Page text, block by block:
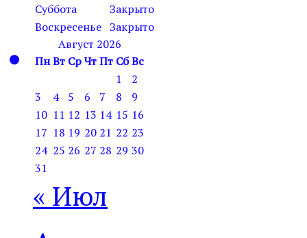
Суббота
Закрыто
Воскресенье Закрыто
Август 2026
ПнВт СрЧтПт СбВс
1
2
3
4 5 6 7 8
9
10 11 12 13 14 15 16
17 18 19 20 21 22 23
24 25 26 27 28 29 30
31
« Июл